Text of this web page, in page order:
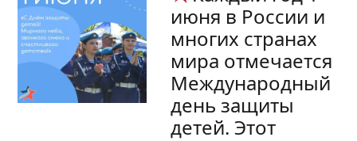
июня в России и
многих странах
мира отмечается
Международный
день защиты
детей. Этот